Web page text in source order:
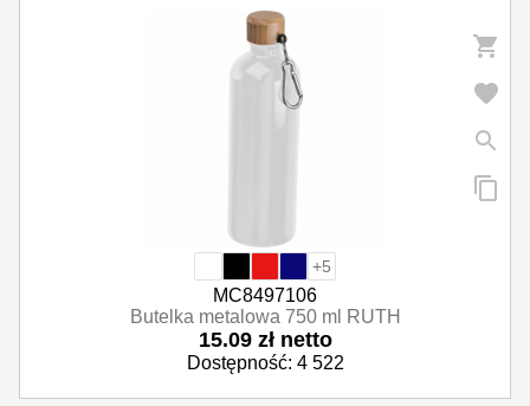
+5
MC8497106
Butelka metalowa 750 ml RUTH
15.09 zł netto
Dostępność: 4 522